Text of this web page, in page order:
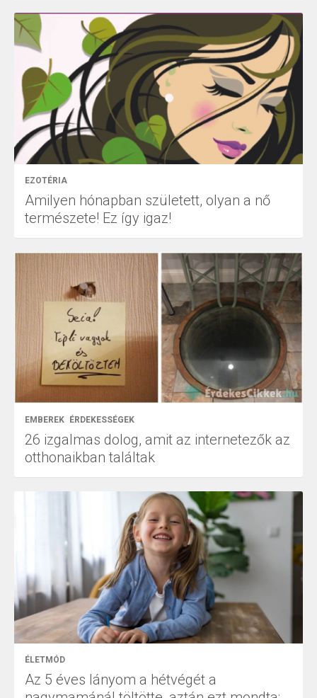
EZOTÉRIA
Amilyen hónapban született, olyan a nő
természete! Ez így igaz!
EMBEREK ÉRDEKESSÉGEK
26 izgalmas dolog, amit az internetezők az
otthonaikban találtak
ÉLETMÓD
Az 5 éves lányom a hétvégét a